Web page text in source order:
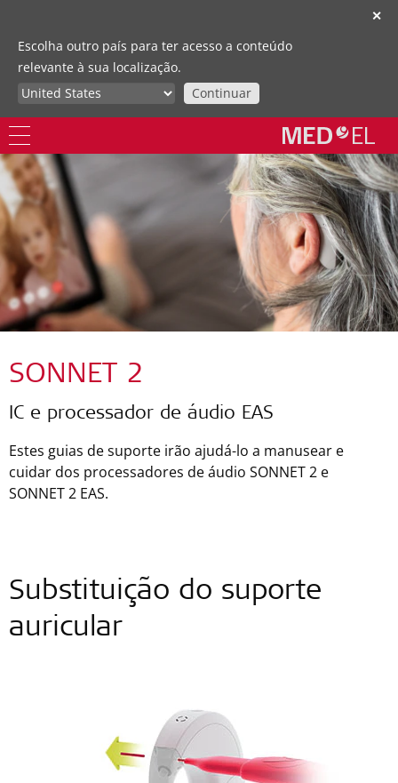
✕
Escolha outro país para ter acesso a conteúdo
relevante à sua localização.
Continuar
SONNET 2
IC e processador de áudio EAS
Estes guias de suporte irão ajudá-lo a manusear e
cuidar dos processadores de áudio SONNET 2 e
SONNET 2 EAS.
Substituição do suporte
auricular